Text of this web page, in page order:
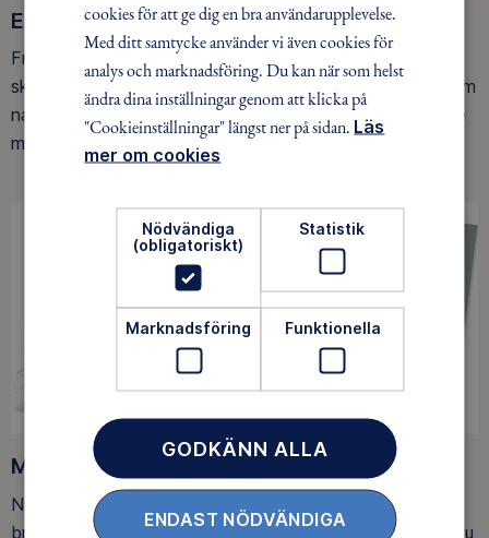
Ett friluftsliv för alla
Friluftsfrämjandet arbetar för att så många som möjligt
ska upptäcka den rörelseglädje och de hälsoeffekter som
naturen ger. Som medlem bidrar du också till vårt arbete
med att skydda allemansrätten.
Medlemsförmåner
När du blir medlem får du Magasin Friluftsliv i din
brevlåda, med tips, tester och inspirerande reportage. Du
cookies för att ge dig en bra användarupplevelse.
Med ditt samtycke använder vi även cookies för
analys och marknadsföring. Du kan när som helst
ändra dina inställningar genom att klicka på
"Cookieinställningar" längst ner på sidan. Läs
mer om cookies
Nödvändiga
(obligatoriskt)
Statistik
Marknadsföring Funktionella
GODKÄNN ALLA
ENDAST NÖDVÄNDIGA